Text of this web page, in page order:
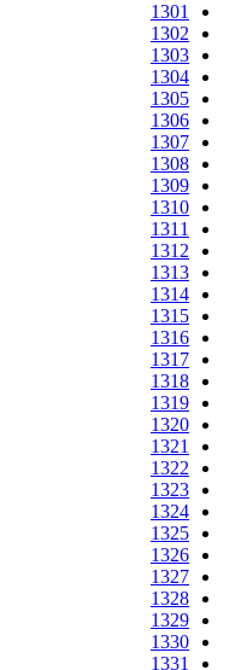
1301
1302
1303
1304
1305
1306
1307
1308
1309
1310
1311
1312
1313
1314
1315
1316
1317
1318
1319
1320
1321
1322
1323
1324
1325
1326
1327
1328
1329
1330
1331